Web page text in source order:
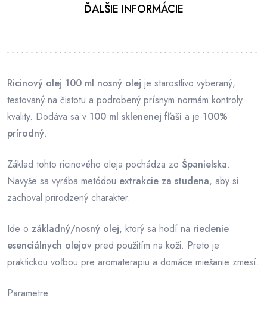
ĎALŠIE INFORMÁCIE
Ricinový olej 100 ml nosný olej je starostlivo vyberaný,
testovaný na čistotu a podrobený prísnym normám kontroly
kvality. Dodáva sa v 100 ml sklenenej fľaši a je 100%
prírodný.
Základ tohto ricinového oleja pochádza zo Španielska.
Navyše sa vyrába metódou extrakcie za studena, aby si
zachoval prirodzený charakter.
Ide o základný/nosný olej, ktorý sa hodí na riedenie
esenciálnych olejov pred použitím na koži. Preto je
praktickou voľbou pre aromaterapiu a domáce miešanie zmesí.
Parametre